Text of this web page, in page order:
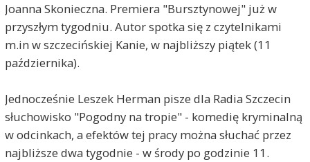
Joanna Skonieczna. Premiera "Bursztynowej" już w
przyszłym tygodniu. Autor spotka się z czytelnikami
m.in w szczecińskiej Kanie, w najbliższy piątek (11
października).
Jednocześnie Leszek Herman pisze dla Radia Szczecin
słuchowisko "Pogodny na tropie" - komedię kryminalną
w odcinkach, a efektów tej pracy można słuchać przez
najbliższe dwa tygodnie - w środy po godzinie 11.